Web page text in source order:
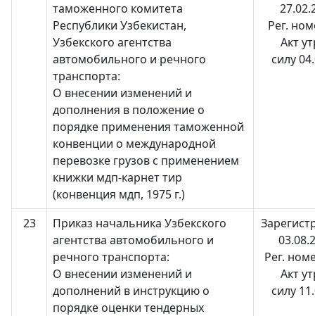
таможенного комитета
Республики Узбекистан,
Узбекского агентства
автомобильного и речного
транспорта:
О внесении изменений и
дополнения в положение о
порядке применения таможенной
конвенции о международной
перевозке грузов с применением
книжки мдп-карнет тир
(конвенция мдп, 1975 г.)
Рег.
Акт
силу
23
Приказ начальника Узбекского
агентства автомобильного и
речного транспорта:
О внесении изменений и
дополнений в инструкцию о
порядке оценки тендерных
Рег.
Акт
силу